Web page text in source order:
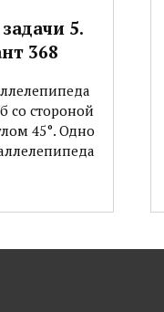
5.
368
со стороной
45°. Одно